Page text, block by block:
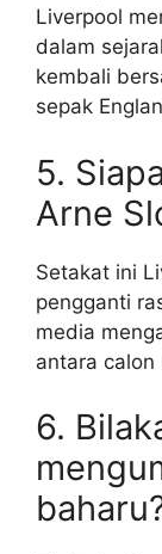
Liverpool
dalam
kembali
sepak
5.
Arne
Setakat ini
pengganti
media
antara calon
6.